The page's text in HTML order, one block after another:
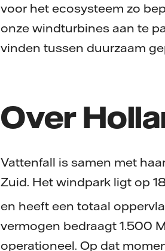
voor het ecosysteem zo
onze windturbines aan te
vinden tussen duurzaam
Over
Vattenfall is samen met
Zuid. Het windpark ligt op
en heeft een totaal
vermogen bedraagt 1.500
operationeel. Op dat